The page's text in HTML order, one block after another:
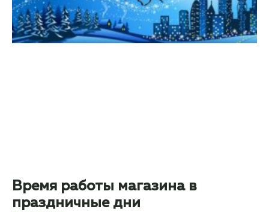
Время работы магазина в
праздничные дни